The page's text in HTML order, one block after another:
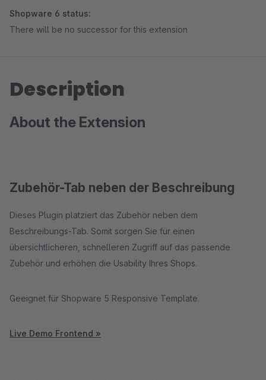
Shopware 6 status:
There will be no successor for this extension
Description
About the Extension
Zubehör-Tab neben der Beschreibung
Dieses Plugin platziert das Zubehör neben dem
Beschreibungs-Tab. Somit sorgen Sie für einen
übersichtlicheren, schnelleren Zugriff auf das passende
Zubehör und erhöhen die Usability Ihres Shops.
Geeignet für Shopware 5 Responsive Template.
Live Demo Frontend »